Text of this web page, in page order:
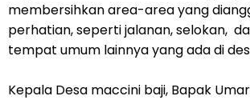
membersihkan area-area yang
perhatian, seperti jalanan, selokan,
tempat umum lainnya yang ada di
Kepala Desa maccini baji, Bapak